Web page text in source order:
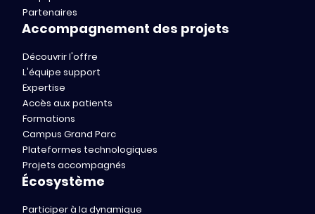
Partenaires
Accompagnement des projets
Découvrir l'offre
L'équipe support
Expertise
Accès aux patients
Formations
Campus Grand Parc
Plateformes technologiques
Projets accompagnés
Écosystème
Participer à la dynamique